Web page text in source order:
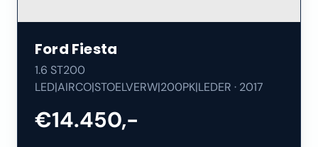
Ford Fiesta
1.6 ST200
LED|AIRCO|STOELVERW|200PK|LEDER · 2017
€14.450,-